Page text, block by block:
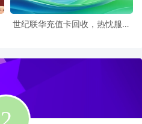
世纪联华充值卡回收，热忱服务